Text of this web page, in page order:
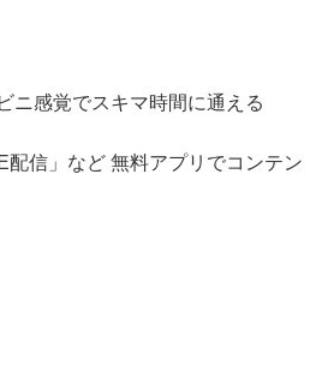
ニ感覚でスキマ時間に通える
配信」など 無料アプリでコンテン